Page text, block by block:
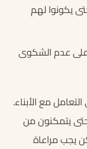
يكونوا لهم
على عدم الشكوى
مع الأبناء.
حتى يتمكنون من
يجب مراعاة